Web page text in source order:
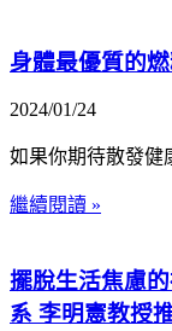
身體最優質的
2024/01/24
如果你期待散發健
繼續閱讀 »
擺脫生活焦慮
系 李明憲教授